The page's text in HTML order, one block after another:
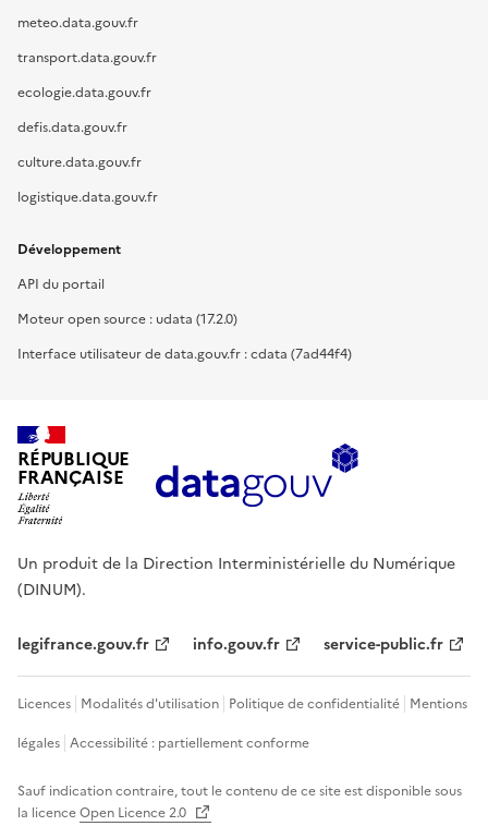
meteo.data.gouv.fr
transport.data.gouv.fr
ecologie.data.gouv.fr
defis.data.gouv.fr
culture.data.gouv.fr
logistique.data.gouv.fr
Développement
API du portail
Moteur open source : udata (17.2.0)
Interface utilisateur de data.gouv.fr : cdata (7ad44f4)
RÉPUBLIQUE
FRANÇAISE
Un produit de la Direction Interministérielle du Numérique
(DINUM).
legifrance.gouv.fr info.gouv.fr service-public.fr
Licences Modalités d'utilisation Politique de confidentialité Mentions
légales Accessibilité : partiellement conforme
Sauf indication contraire, tout le contenu de ce site est disponible sous
la licenceOpen Licence 2.0